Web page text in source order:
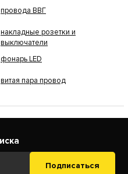
провода ВВГ
накладные розетки и
выключатели
фонарь LED
витая пара провод
Подписаться